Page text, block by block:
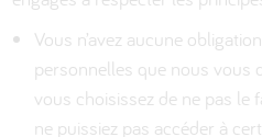
Vous n’avez aucune
personnelles que nous vous
vous choisissez de ne pas le
ne puissiez pas accéder à